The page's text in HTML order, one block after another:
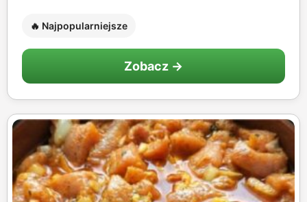
🔥 Najpopularniejsze
Zobacz →